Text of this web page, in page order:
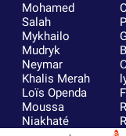
Mohamed
Salah
Mykhailo
Mudryk
Neymar
Khalis Merah
Loïs Openda
Moussa
Niakhaté